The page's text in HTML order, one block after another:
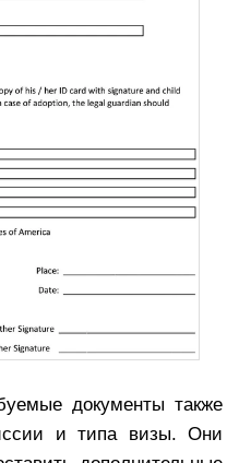
документы также
и типа визы. Они